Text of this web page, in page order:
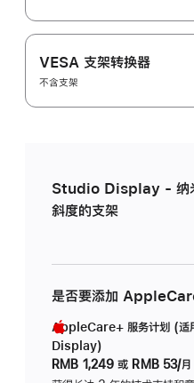
VESA 支架转换器
不含支架
Studio Display - 纳
斜度的支架
是否要添加
AppleCare+ 服务计划 (
Display)
RMB 1,249 或 RMB 53/